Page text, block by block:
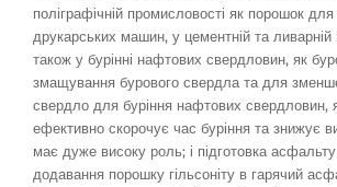
поліграфічній промисловості як порошок
друкарських машин, у цементній та ливарній
також у бурінні нафтових свердловин, як
змащування бурового свердла та для
свердло для буріння нафтових свердловин,
ефективно скорочує час буріння та знижує
має дуже високу роль; і підготовка
додавання порошку гільсоніту в гарячий